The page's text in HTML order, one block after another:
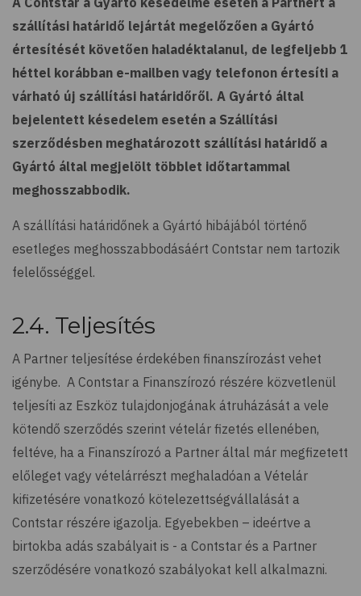
szállítási határidő lejártát megelőzően a Gyártó
értesítését követően haladéktalanul, de legfeljebb 1
héttel korábban e-mailben vagy telefonon értesíti a
várható új szállítási határidőről. A Gyártó által
bejelentett késedelem esetén a Szállítási
szerződésben meghatározott szállítási határidő a
Gyártó által megjelölt többlet időtartammal
meghosszabbodik.
A szállítási határidőnek a Gyártó hibájából történő
esetleges meghosszabbodásáért Contstar nem tartozik
felelősséggel.
2.4. Teljesítés
A Partner teljesítése érdekében finanszírozást vehet
igénybe. A Contstar a Finanszírozó részére közvetlenül
teljesíti az Eszköz tulajdonjogának átruházását a vele
kötendő szerződés szerint vételár fizetés ellenében,
feltéve, ha a Finanszírozó a Partner által már megfizetett
előleget vagy vételárrészt meghaladóan a Vételár
kifizetésére vonatkozó kötelezettségvállalását a
Contstar részére igazolja. Egyebekben – ideértve a
birtokba adás szabályait is - a Contstar és a Partner
szerződésére vonatkozó szabályokat kell alkalmazni.